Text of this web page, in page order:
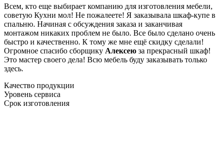
Всем, кто еще выбирает компанию для изготовления мебели,
советую Кухни мол! Не пожалеете! Я заказывала шкаф-купе в
спальню. Начиная с обсуждения заказа и заканчивая
монтажом никаких проблем не было. Все было сделано очень
быстро и качественно. К тому же мне ещё скидку сделали!
Огромное спасибо сборщику Алексею за прекрасный шкаф!
Это мастер своего дела! Всю мебель буду заказывать только
здесь.
Качество продукции
Уровень сервиса
Срок изготовления